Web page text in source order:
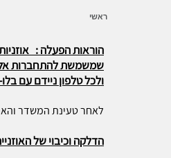
ראשי
הוראות הפעלה : אוזניות
שמשמשת להתחברות אלחוטית
ולכל טלפון ניידם עם
לאחר טעינת המשדר
הדלקה וכיבוי של